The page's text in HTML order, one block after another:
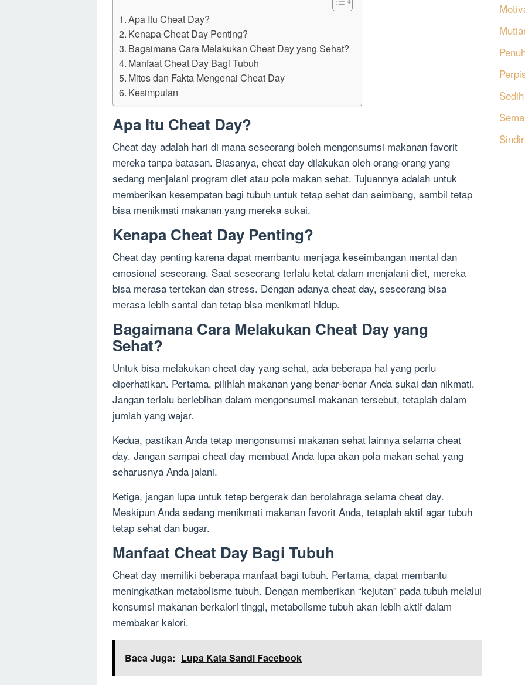
Apa Itu Cheat Day?
Kenapa Cheat Day Penting?
Bagaimana Cara Melakukan Cheat Day yang Sehat?
Manfaat Cheat Day Bagi Tubuh
Mitos dan Fakta Mengenai Cheat Day
Kesimpulan
Apa Itu Cheat Day?
Cheat day adalah hari di mana seseorang boleh mengonsumsi makanan favorit
mereka tanpa batasan. Biasanya, cheat day dilakukan oleh orang-orang yang
sedang menjalani program diet atau pola makan sehat. Tujuannya adalah untuk
memberikan kesempatan bagi tubuh untuk tetap sehat dan seimbang, sambil tetap
bisa menikmati makanan yang mereka sukai.
Kenapa Cheat Day Penting?
Cheat day penting karena dapat membantu menjaga keseimbangan mental dan
emosional seseorang. Saat seseorang terlalu ketat dalam menjalani diet, mereka
bisa merasa tertekan dan stress. Dengan adanya cheat day, seseorang bisa
merasa lebih santai dan tetap bisa menikmati hidup.
Bagaimana Cara Melakukan Cheat Day yang
Sehat?
Untuk bisa melakukan cheat day yang sehat, ada beberapa hal yang perlu
diperhatikan. Pertama, pilihlah makanan yang benar-benar Anda sukai dan nikmati.
Jangan terlalu berlebihan dalam mengonsumsi makanan tersebut, tetaplah dalam
jumlah yang wajar.
Kedua, pastikan Anda tetap mengonsumsi makanan sehat lainnya selama cheat
day. Jangan sampai cheat day membuat Anda lupa akan pola makan sehat yang
seharusnya Anda jalani.
Ketiga, jangan lupa untuk tetap bergerak dan berolahraga selama cheat day.
Meskipun Anda sedang menikmati makanan favorit Anda, tetaplah aktif agar tubuh
tetap sehat dan bugar.
Manfaat Cheat Day Bagi Tubuh
Cheat day memiliki beberapa manfaat bagi tubuh. Pertama, dapat membantu
meningkatkan metabolisme tubuh. Dengan memberikan “kejutan” pada tubuh melalui
konsumsi makanan berkalori tinggi, metabolisme tubuh akan lebih aktif dalam
membakar kalori.
Baca Juga: Lupa Kata Sandi Facebook
Sedih